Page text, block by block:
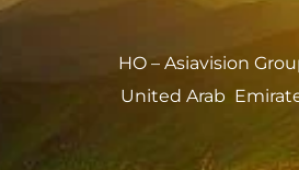
HO – Asiavision
United Arab